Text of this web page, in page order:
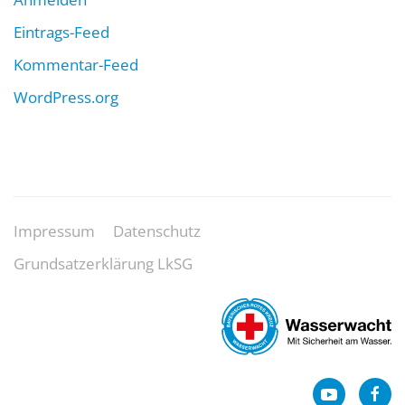
Eintrags-Feed
Kommentar-Feed
WordPress.org
Impressum
Datenschutz
Grundsatzerklärung LkSG